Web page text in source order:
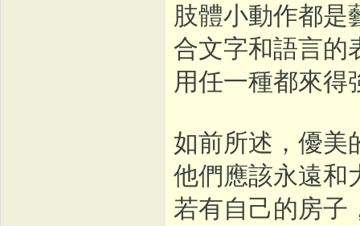
肢體小動作都是
合文字和語言的
用任一種都來得
如前所述，優美
他們應該永遠和
若有自己的房子